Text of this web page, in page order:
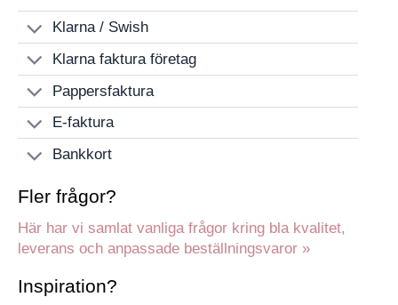
Klarna / Swish
Klarna faktura företag
Pappersfaktura
E-faktura
Bankkort
Fler frågor?
Här har vi samlat vanliga frågor kring bla kvalitet,
leverans och anpassade beställningsvaror »
Inspiration?